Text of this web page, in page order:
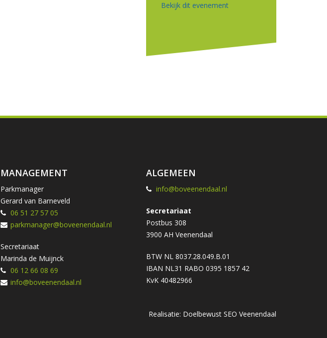
Bekijk dit evenement
MANAGEMENT
Parkmanager
Gerard van Barneveld
06 51 27 57 05
parkmanager@boveenendaal.nl
Secretariaat
Marinda de Muijnck
06 12 66 08 69
info@boveenendaal.nl
ALGEMEEN
info@boveenendaal.nl
Secretariaat
Postbus 308
3900 AH Veenendaal
BTW NL 8037.28.049.B.01
IBAN NL31 RABO 0395 1857 42
KvK 40482966
Realisatie: Doelbewust SEO Veenendaal